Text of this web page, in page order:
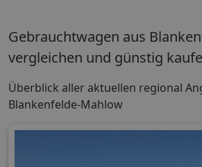
Gebrauchtwagen aus
vergleichen und günstig
Überblick aller aktuellen regional
Blankenfelde-Mahlow